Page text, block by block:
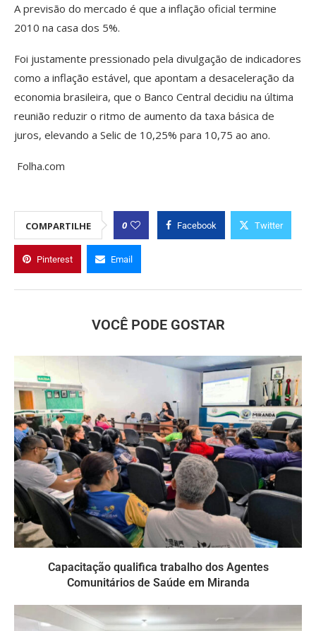
A previsão do mercado é que a inflação oficial termine
2010 na casa dos 5%.
Foi justamente pressionado pela divulgação de indicadores
como a inflação estável, que apontam a desaceleração da
economia brasileira, que o Banco Central decidiu na última
reunião reduzir o ritmo de aumento da taxa básica de
juros, elevando a Selic de 10,25% para 10,75 ao ano.
Folha.com
COMPARTILHE 0 Facebook Twitter
Pinterest Email
VOCÊ PODE GOSTAR
Capacitação qualifica trabalho dos Agentes
Comunitários de Saúde em Miranda